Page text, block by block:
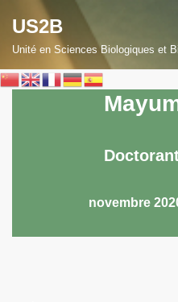
Aller
contenu
US2B
Unité en Sciences Biologiques et
novembre